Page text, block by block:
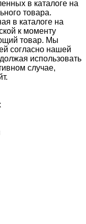
в каталоге на
товара.
в каталоге на
к моменту
товар. Мы
согласно нашей
использовать
случае,